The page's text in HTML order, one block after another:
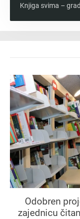
Knjiga svima –
Odobren
zajednicu